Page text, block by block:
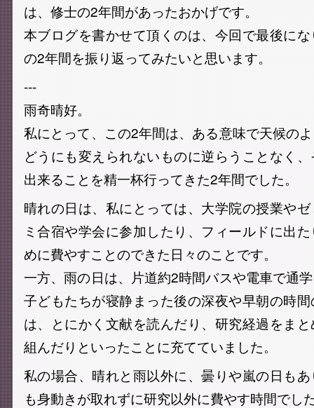
は、修士の2年間があったおかげです。
本ブログを書かせて頂くのは、今回で最後に
の2年間を振り返ってみたいと思います。
---
雨奇晴好。
私にとって、この2年間は、ある意味で天候の
どうにも変えられないものに逆らうことなく
出来ることを精一杯行ってきた2年間でした。
晴れの日は、私にとっては、大学院の授業や
ミ合宿や学会に参加したり、フィールドに出
めに費やすことのできた日々のことです。
一方、雨の日は、片道約2時間バスや電車で通
子どもたちが寝静まった後の深夜や早朝の時
は、とにかく文献を読んだり、研究経過をま
組んだりといったことに充てていました。
私の場合、晴れと雨以外に、曇りや嵐の日も
も身動きが取れずに研究以外に費やす時間でし